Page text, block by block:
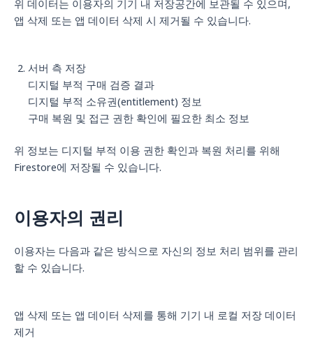
위 데이터는 이용자의 기기 내 저장공간에 보관될 수 있으며,
앱 삭제 또는 앱 데이터 삭제 시 제거될 수 있습니다.
서버 측 저장
디지털 부적 구매 검증 결과
디지털 부적 소유권(entitlement) 정보
구매 복원 및 접근 권한 확인에 필요한 최소 정보
위 정보는 디지털 부적 이용 권한 확인과 복원 처리를 위해
Firestore에 저장될 수 있습니다.
이용자의 권리
이용자는 다음과 같은 방식으로 자신의 정보 처리 범위를 관리
할 수 있습니다.
앱 삭제 또는 앱 데이터 삭제를 통해 기기 내 로컬 저장 데이터
제거